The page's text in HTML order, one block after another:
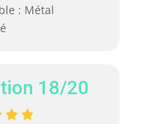
: Métal
18/20